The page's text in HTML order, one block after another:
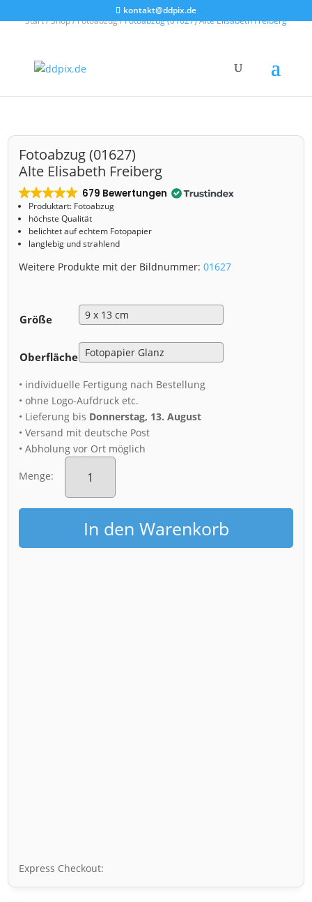
kontakt@ddpix.de
Start/Shop/Fotoabzug/ Fotoabzug (01627) Alte Elisabeth Freiberg
Fotoabzug (01627)
Alte Elisabeth Freiberg
679 Bewertungen
Produktart: Fotoabzug
höchste Qualität
belichtet auf echtem Fotopapier
langlebig und strahlend
Weitere Produkte mit der Bildnummer:01627
Größe
Oberfläche
• individuelle Fertigung nach Bestellung
• ohne Logo-Aufdruck etc.
• Lieferung bis Donnerstag, 13. August
• Versand mit deutsche Post
• Abholung vor Ort möglich
Menge:
Fotoabzug
(01627)
Elisabeth
Freiberg
MengeIn den Warenkorb
Express Checkout: